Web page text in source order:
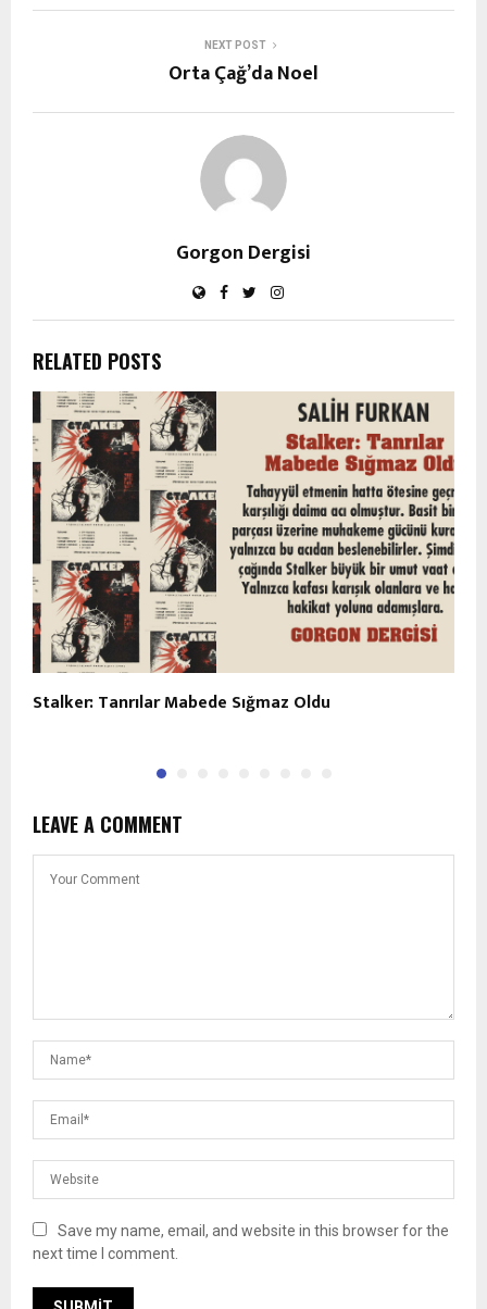
NEXT POST
Orta Çağ’da Noel
Gorgon Dergisi
RELATED POSTS
Stalker: Tanrılar Mabede Sığmaz Oldu
LEAVE A COMMENT
Save my name, email, and website in this browser for the
next time I comment.